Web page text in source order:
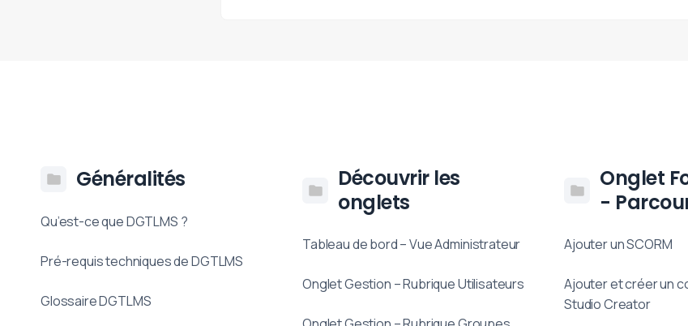
Généralités
Qu’est-ce que DGTLMS ?
Pré-requis techniques de DGTLMS
Glossaire DGTLMS
Découvrir les
onglets
Tableau de bord – Vue Administrateur
Onglet Gestion – Rubrique Utilisateurs
Onglet
-
Ajouter un SCORM
Ajouter et créer un
Studio Creator